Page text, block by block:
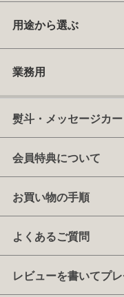
用途から選ぶ
業務用
熨斗・メッセージカ
会員特典について
お買い物の手順
よくあるご質問
レビューを書いてプ